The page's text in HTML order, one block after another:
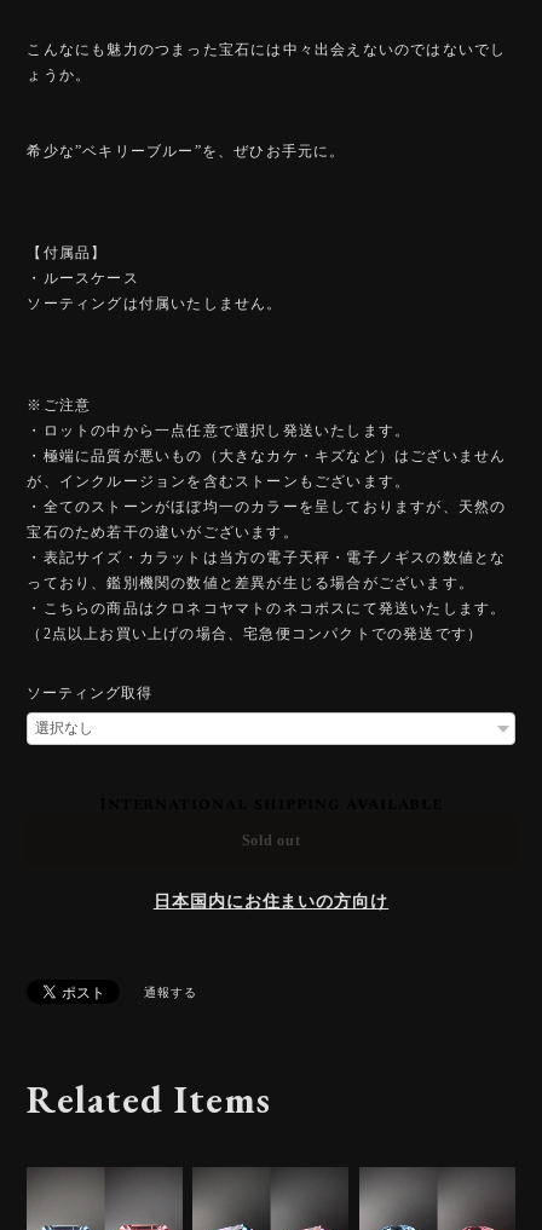
こんなにも魅力のつまった宝石には中々出会えないのではないでし
ょうか。
希少な”ベキリーブルー”を、ぜひお手元に。
【付属品】
・ルースケース
ソーティングは付属いたしません。
※ご注意
・ロットの中から一点任意で選択し発送いたします。
・極端に品質が悪いもの（大きなカケ・キズなど）はございません
が、インクルージョンを含むストーンもございます。
・全てのストーンがほぼ均一のカラーを呈しておりますが、天然の
宝石のため若干の違いがございます。
・表記サイズ・カラットは当方の電子天秤・電子ノギスの数値とな
っており、鑑別機関の数値と差異が生じる場合がございます。
・こちらの商品はクロネコヤマトのネコポスにて発送いたします。
（2点以上お買い上げの場合、宅急便コンパクトでの発送です）
ソーティング取得
Sold out
日本国内にお住まいの方向け
通報する
Related Items